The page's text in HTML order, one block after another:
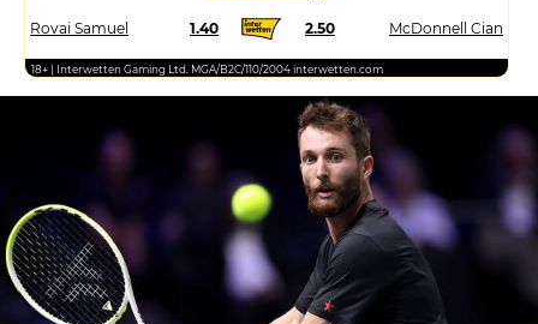
Rovai Samuel 1.40 2.50 McDonnell Cian
18+ | Interwetten Gaming Ltd. MGA/B2C/110/2004 interwetten.com